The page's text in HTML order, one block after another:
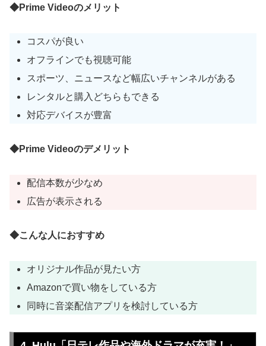
◆Prime Videoのメリット
コスパが良い
オフラインでも視聴可能
スポーツ、ニュースなど幅広いチャンネルがある
レンタルと購入どちらもできる
対応デバイスが豊富
◆Prime Videoのデメリット
配信本数が少なめ
広告が表示される
◆こんな人におすすめ
オリジナル作品が見たい方
Amazonで買い物をしている方
同時に音楽配信アプリを検討している方